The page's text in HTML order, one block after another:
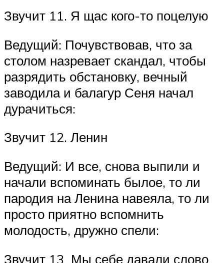
Звучит 11. Я щас кого-то поцелую
Ведущий: Почувствовав, что за
столом назревает скандал, чтобы
разрядить обстановку, вечный
заводила и балагур Сеня начал
дурачиться:
Звучит 12. Ленин
Ведущий: И все, снова выпили и
начали вспоминать былое, то ли
пародия на Ленина навеяла, то ли
просто приятно вспомнить
молодость, дружно спели:
Звучит 13 Мы себе давали слово